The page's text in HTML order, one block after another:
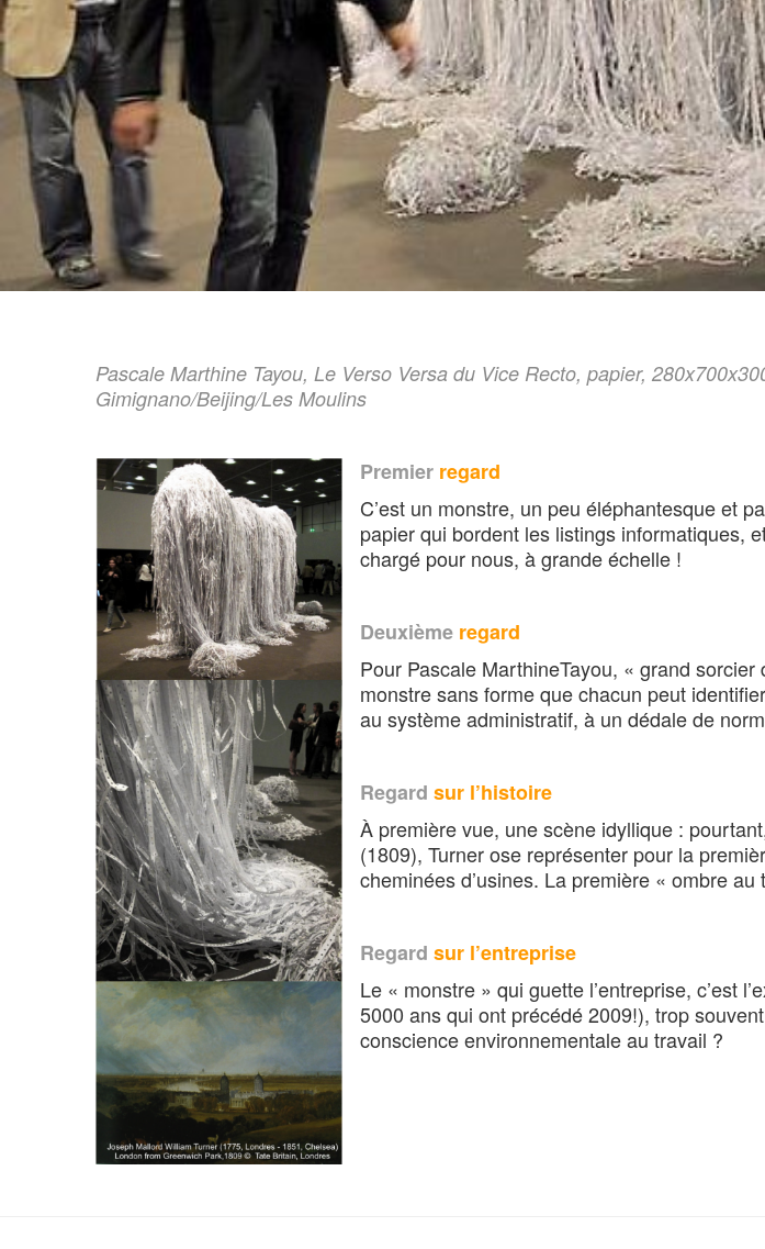
Pascale Marthine Tayou, Le Verso Versa du Vice Recto, papier,
Gimignano/Beijing/Les Moulins
Premier regard
C’est un monstre, un peu éléphantesque et
papier qui bordent les listings informatiques,
chargé pour nous, à grande échelle !
Deuxième regard
Pour Pascale MarthineTayou, « grand
monstre sans forme que chacun peut
au système administratif, à un dédale de
Regard sur l’histoire
À première vue, une scène idyllique :
(1809), Turner ose représenter pour la
cheminées d’usines. La première « ombre
Regard sur l’entreprise
Le « monstre » qui guette l’entreprise, c’est
5000 ans qui ont précédé 2009!), trop
conscience environnementale au travail ?